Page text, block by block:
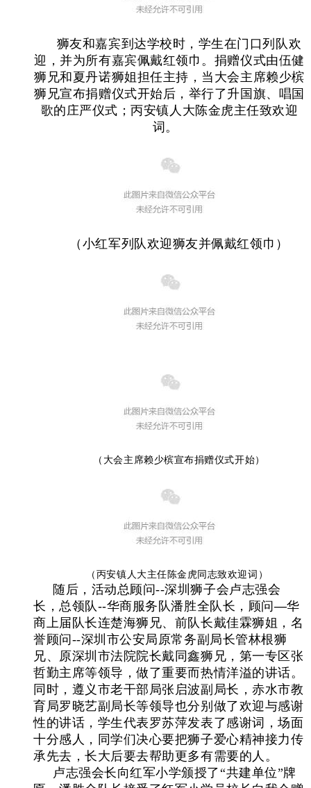
狮友和嘉宾到达学校时，学生在门口列队欢
迎，并为所有嘉宾佩戴红领巾。捐赠仪式由伍健
狮兄和夏丹诺狮姐担任主持，当大会主席赖少槟
狮兄宣布捐赠仪式开始后，举行了升国旗、唱国
歌的庄严仪式；丙安镇人大陈金虎主任致欢迎
词。
（小红军列队欢迎狮友并佩戴红领巾）
（大会主席赖少槟宣布捐赠仪式开始）
（丙安镇人大主任陈金虎同志致欢迎词）
随后，活动总顾问--深圳狮子会卢志强会
长，总领队--华商服务队潘胜全队长，顾问 —华
商上届队长连楚海狮兄、前队长戴佳霖狮姐，名
誉顾问--深圳市公安局原常务副局长管林根狮
兄、原深圳市法院院长戴同鑫狮兄，第一专区张
哲勤主席等领导，做了重要而热情洋溢的讲话。
同时，遵义市老干部局张启波副局长，赤水市教
育局罗晓艺副局长等领导也分别做了欢迎与感谢
性的讲话，学生代表罗苏萍发表了感谢词，场面
十分感人，同学们决心要把狮子爱心精神接力传
承先去，长大后要去帮助更多有需要的人。
卢志强会长向红军小学颁授了“共建单位”牌